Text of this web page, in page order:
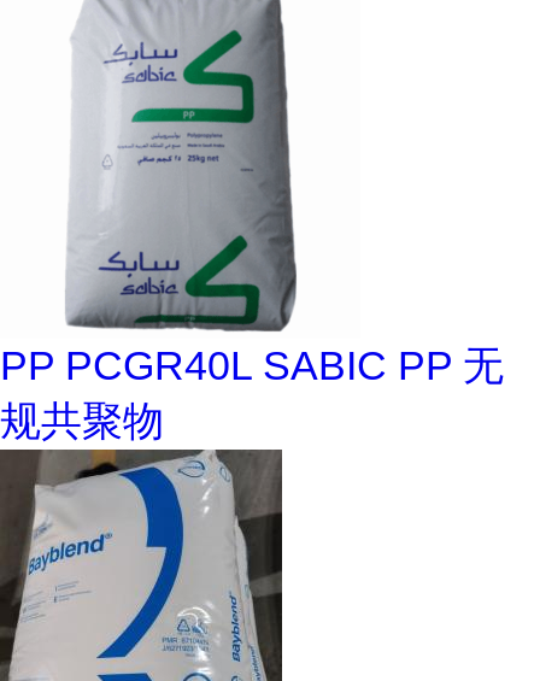
PP PCGR40L SABIC PP 无
规共聚物